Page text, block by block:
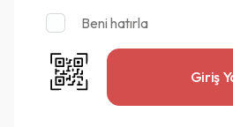
Beni hatırla
Giriş